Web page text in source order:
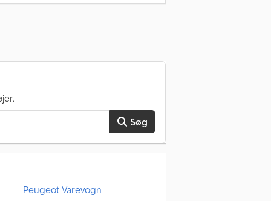
(ESP), fartpilot, immobilizersystem,
tågelygter
27L, 9-trins automatgear, Caprice
Søg
Peugeot Varevogn